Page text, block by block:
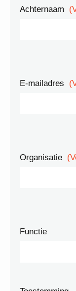
Achternaam
E-mailadres
Organisatie
Functie